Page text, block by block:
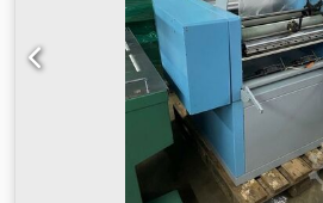
förmånligt kommersiellt
specifikationer:  Utskriftsbredd:
 Utskriftslängd: från 2,54 cm (1
 Arbetsstyckets
tum) per sekund 
kopior/min A4, upp till 16 kopior/
1200x1200 dpi  Antal
utskriftszoner med 4 224